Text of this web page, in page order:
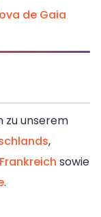
de Gaia
zu unserem
,
sowie
.